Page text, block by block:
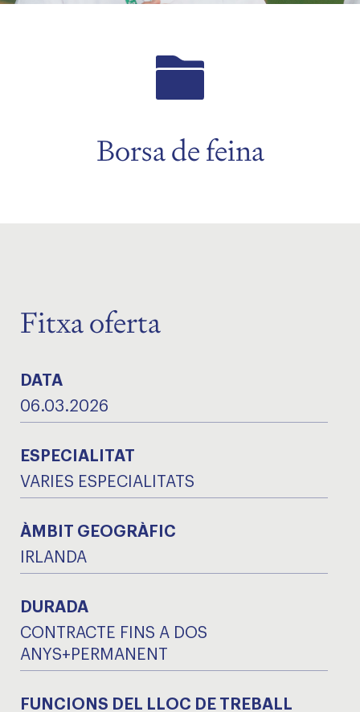
Borsa de feina
Fitxa oferta
DATA
06.03.2026
ESPECIALITAT
VARIES ESPECIALITATS
ÀMBIT GEOGRÀFIC
IRLANDA
DURADA
CONTRACTE FINS A DOS
ANYS+PERMANENT
FUNCIONS DEL LLOC DE TREBALL